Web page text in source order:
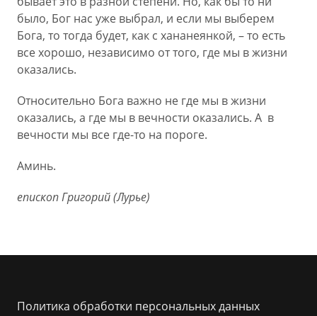
было, Бог нас уже выбрал, и если мы выберем
Бога, то тогда будет, как с хананеянкой, – то есть
все хорошо, независимо от того, где мы в жизни
оказались.
Относительно Бога важно не где мы в жизни
оказались, а где мы в вечности оказались. А в
вечности мы все где-то на пороге.
Аминь.
епископ Григорий (Лурье)
Политика обработки персональных данных